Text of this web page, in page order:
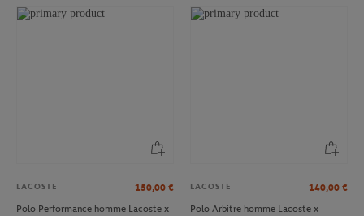
LACOSTE 150,00 €
Polo Performance homme Lacoste x
LACOSTE 140,00 €
Polo Arbitre homme Lacoste x